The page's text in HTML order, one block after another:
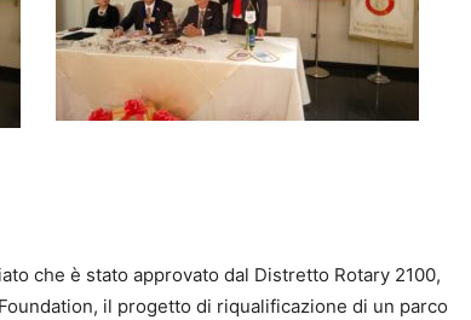
che è stato approvato dal Distretto Rotary 2100,
il progetto di riqualificazione di un parco